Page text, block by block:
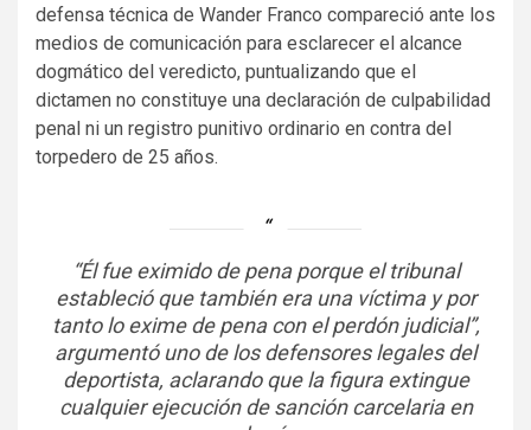
defensa técnica de Wander Franco compareció ante los
medios de comunicación para esclarecer el alcance
dogmático del veredicto, puntualizando que el
dictamen no constituye una declaración de culpabilidad
penal ni un registro punitivo ordinario en contra del
torpedero de 25 años.
“Él fue eximido de pena porque el tribunal
estableció que también era una víctima y por
tanto lo exime de pena con el perdón judicial”,
argumentó uno de los defensores legales del
deportista, aclarando que la figura extingue
cualquier ejecución de sanción carcelaria en